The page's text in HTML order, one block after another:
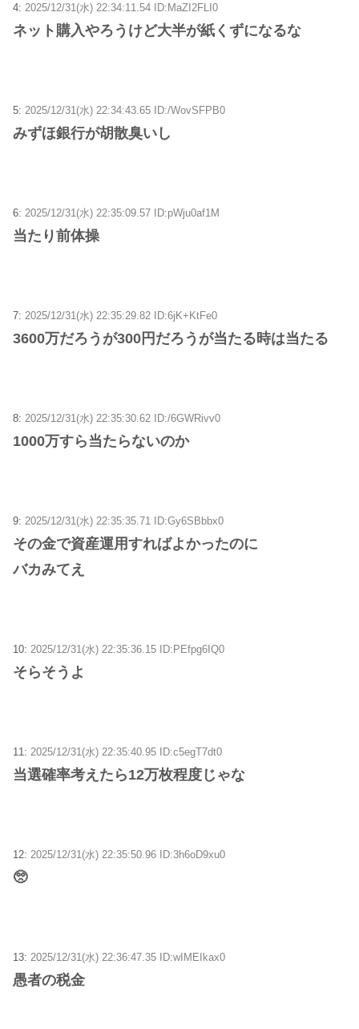
4: 2025/12/31(水) 22:34:11.54 ID:MaZI2FLI0
ネット購入やろうけど大半が紙くずになるな
5: 2025/12/31(水) 22:34:43.65 ID:/WovSFPB0
みずほ銀行が胡散臭いし
6: 2025/12/31(水) 22:35:09.57 ID:pWju0af1M
当たり前体操
7: 2025/12/31(水) 22:35:29.82 ID:6jK+KtFe0
3600万だろうが300円だろうが当たる時は当たる
8: 2025/12/31(水) 22:35:30.62 ID:/6GWRivv0
1000万すら当たらないのか
9: 2025/12/31(水) 22:35:35.71 ID:Gy6SBbbx0
その金で資産運用すればよかったのに
バカみてえ
10: 2025/12/31(水) 22:35:36.15 ID:PEfpg6IQ0
そらそうよ
11: 2025/12/31(水) 22:35:40.95 ID:c5egT7dt0
当選確率考えたら12万枚程度じゃな
12: 2025/12/31(水) 22:35:50.96 ID:3h6oD9xu0
🥺
13: 2025/12/31(水) 22:36:47.35 ID:wIMEIkax0
愚者の税金